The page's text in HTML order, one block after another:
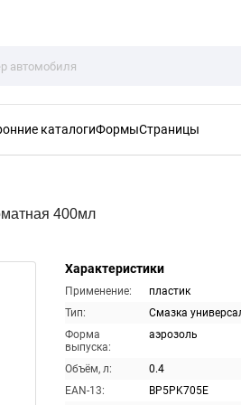
каталогиФормыСтраницы
400мл
Характеристики
Применение:
пластик
Тип:
Смазка
Форма
выпуска:
аэрозоль
Объём, л:
0.4
EAN-13:
BP5PK705E